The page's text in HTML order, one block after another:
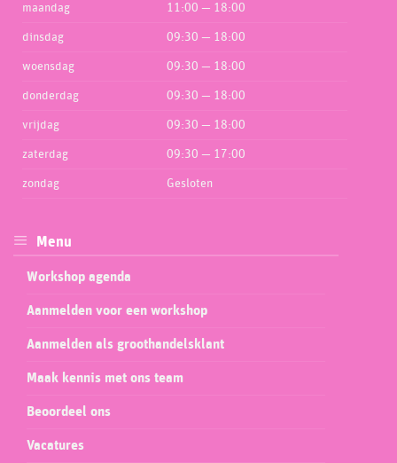
maandag 11:00 — 18:00
dinsdag 09:30 — 18:00
woensdag 09:30 — 18:00
donderdag 09:30 — 18:00
vrijdag 09:30 — 18:00
zaterdag 09:30 — 17:00
zondag Gesloten
Menu
Workshop agenda
Aanmelden voor een workshop
Aanmelden als groothandelsklant
Maak kennis met ons team
Beoordeel ons
Vacatures